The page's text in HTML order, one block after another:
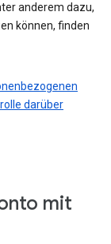
anderem dazu,
können, finden
darüber
mit